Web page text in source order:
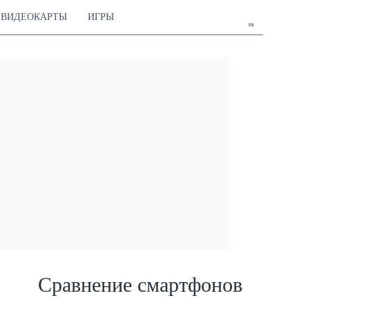
ru
ВИДЕОКАРТЫ ИГРЫ
Сравнение смартфонов